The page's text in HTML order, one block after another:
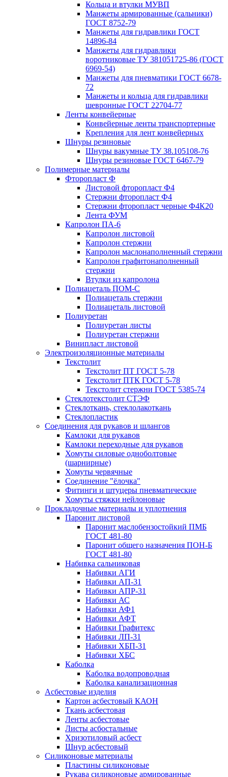
Кольца и втулки МУВП
Манжеты армированные (сальники)
ГОСТ 8752-79
Манжеты для гидравлики ГОСТ
14896-84
Манжеты для гидравлики
воротниковые ТУ 381051725-86 (ГОСТ
6969-54)
Манжеты для пневматики ГОСТ 6678-
72
Манжеты и кольца для гидравлики
шевронные ГОСТ 22704-77
Ленты конвейерные
Конвейерные ленты транспортерные
Крепления для лент конвейерных
Шнуры резиновые
Шнуры вакумные ТУ 38.105108-76
Шнуры резиновые ГОСТ 6467-79
Полимерные материалы
Фторопласт Ф
Листовой фторопласт Ф4
Стержни фторопласт Ф4
Стержни фторопласт черные Ф4К20
Лента ФУМ
Капролон ПА-6
Капролон листовой
Капролон стержни
Капролон маслонаполненный стержни
Капролон графитонаполненный
стержни
Втулки из капролона
Полиацеталь ПОМ-С
Полиацеталь стержни
Полиацеталь листовой
Полиуретан
Полиуретан листы
Полиуретан стержни
Винипласт листовой
Электроизоляционные материалы
Текстолит
Текстолит ПТ ГОСТ 5-78
Текстолит ПТК ГОСТ 5-78
Текстолит стержни ГОСТ 5385-74
Стеклотекстолит СТЭФ
Стеклоткань, стеклолакоткань
Стеклопластик
Соединения для рукавов и шлангов
Камлоки для рукавов
Камлоки переходные для рукавов
Хомуты силовые одноболтовые
(шарнирные)
Хомуты червячные
Соединение "ёлочка"
Фитинги и штуцеры пневматические
Хомуты стяжки нейлоновые
Прокладочные материалы и уплотнения
Паронит листовой
Паронит маслобензостойкий ПМБ
ГОСТ 481-80
Паронит общего назначения ПОН-Б
ГОСТ 481-80
Набивка сальниковая
Набивки АГИ
Набивки АП-31
Набивки АПР-31
Набивки АС
Набивки АФ1
Набивки АФТ
Набивки Графитекс
Набивки ЛП-31
Набивки ХБП-31
Набивки ХБС
Каболка
Каболка водопроводная
Каболка канализационная
Асбестовые изделия
Картон асбестовый КАОН
Ткань асбестовая
Ленты асбестовые
Листы асбостальные
Хризотиловый асбеcт
Шнур асбестовый
Силиконовые материалы
Пластины силиконовые
Рукава силиконовые армированные